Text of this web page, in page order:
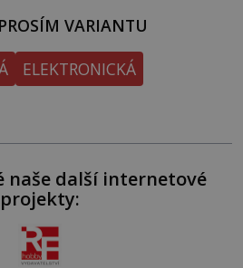
VARIANTU
ELEKTRONICKÁ
naše další internetové
projekty: